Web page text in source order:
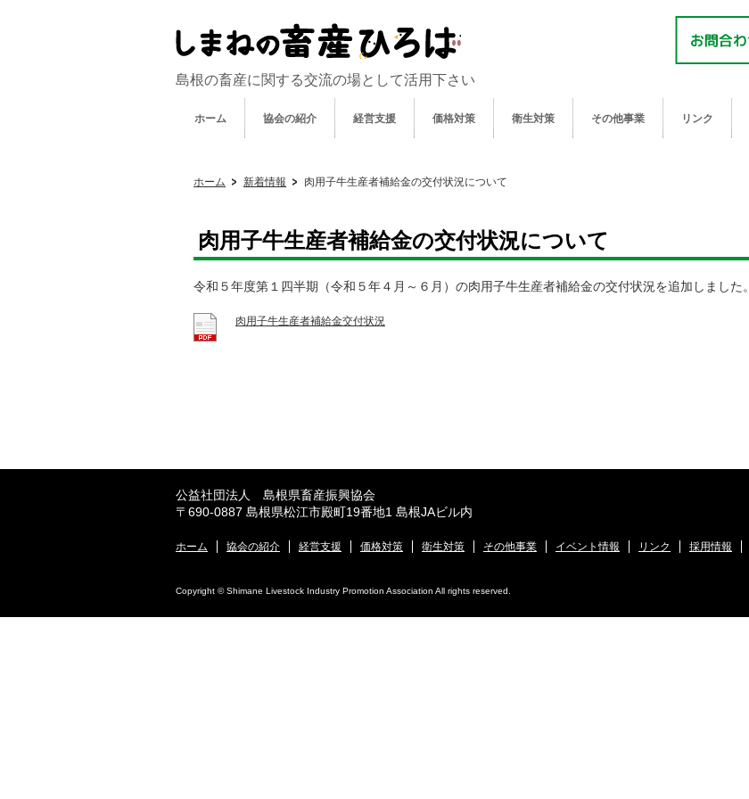
島根の畜産に関する交流の場として活用下さい
ホーム 協会の紹介 経営支援 価格対策 衛生対策 その他事業 リンク
ホーム 新着情報 肉用子牛生産者補給金の交付状況について
肉用子牛生産者補給金の交付状況について
令和５年度第１四半期（令和５年４月～６月）の肉用子牛生産者補給金の交付状況を追加しました。
肉用子牛生産者補給金交付状況
公益社団法人 島根県畜産振興協会
〒690-0887 島根県松江市殿町19番地1 島根JAビル内
ホーム 協会の紹介 経営支援 価格対策 衛生対策 その他事業 イベント情報 リンク 採用情報
Copyright © Shimane Livestock Industry Promotion Association All rights reserved.